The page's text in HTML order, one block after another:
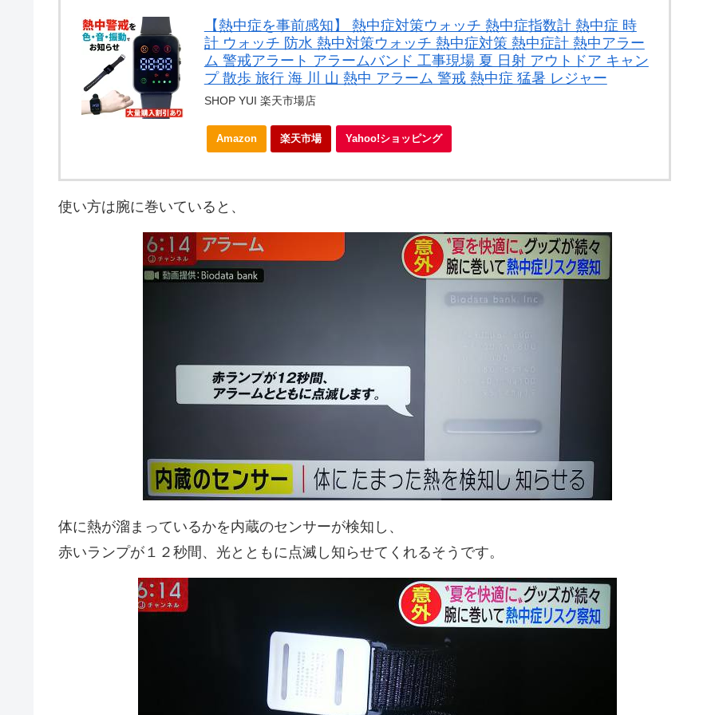
【熱中症を事前感知】 熱中症対策ウォッチ 熱中症指数計 熱中症 時
計 ウォッチ 防水 熱中対策ウォッチ 熱中症対策 熱中症計 熱中アラー
ム 警戒アラート アラームバンド 工事現場 夏 日射 アウトドア キャン
プ 散歩 旅行 海 川 山 熱中 アラーム 警戒 熱中症 猛暑 レジャー
SHOP YUI 楽天市場店
Amazon 楽天市場 Yahoo!ショッピング
使い方は腕に巻いていると、
体に熱が溜まっているかを内蔵のセンサーが検知し、
赤いランプが１２秒間、光とともに点滅し知らせてくれるそうです。